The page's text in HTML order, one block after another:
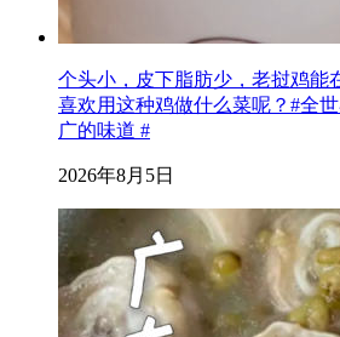
个头小，皮下脂肪少，老挝鸡能
喜欢用这种鸡做什么菜呢？#全
广的味道 #
2026年8月5日